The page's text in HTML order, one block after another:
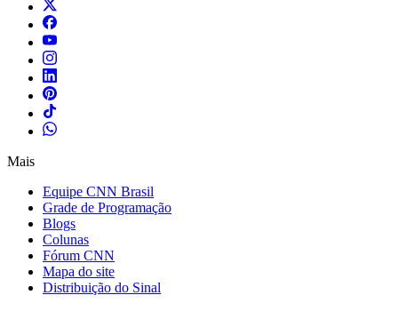
Mais
Equipe CNN Brasil
Grade de Programação
Blogs
Colunas
Fórum CNN
Mapa do site
Distribuição do Sinal